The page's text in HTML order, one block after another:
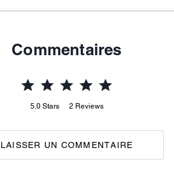
Commentaires
5.0 Stars 2 Reviews
LAISSER UN COMMENTAIRE